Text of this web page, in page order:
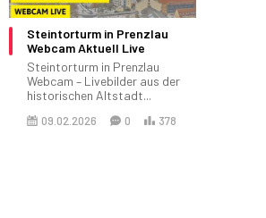
Steintorturm in Prenzlau
Webcam Aktuell Live
Steintorturm in Prenzlau
Webcam – Livebilder aus der
historischen Altstadt...
09.02.2026 0 378